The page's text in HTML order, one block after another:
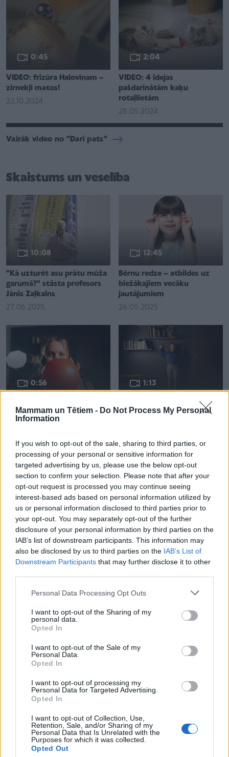
Mammam un Tētiem - Do Not Process My Personal
Information
If you wish to opt-out of the sale, sharing to third parties, or
processing of your personal or sensitive information for
targeted advertising by us, please use the below opt-out
section to confirm your selection. Please note that after your
opt-out request is processed you may continue seeing
interest-based ads based on personal information utilized by
us or personal information disclosed to third parties prior to
your opt-out. You may separately opt-out of the further
disclosure of your personal information by third parties on the
IAB’s list of downstream participants. This information may
also be disclosed by us to third parties on the IAB’s List of
Downstream Participants that may further disclose it to other
Personal Data Processing Opt Outs
I want to opt-out of the Sharing of my
personal data.
Opted In
I want to opt-out of the Sale of my
Personal Data.
Opted In
I want to opt-out of processing my
Personal Data for Targeted Advertising.
Opted In
I want to opt-out of Collection, Use,
Retention, Sale, and/or Sharing of my
Personal Data that Is Unrelated with the
Purposes for which it was collected.
Opted Out
0:45
VIDEO: frizūra Halovīnam –
zirnekļi matos!
22.10.2024
2:04
VIDEO: 4 idejas
pašdarinātām kaķu
rotaļlietām
28.05.2024
Vairāk video no "Dari pats"
Skaistums un veselība
10:08
"Kā uzturēt asu prātu mūža
garumā?" stāsta profesors
Jānis Zaļkalns
27.06.2025
12:45
Bērnu redze – atbildes uz
biežākajiem vecāku
jautājumiem
26.05.2025
0:56
vingrinājumi satraukuma
12.03.2025
1:13
Trīs ikdienas vingrojumi pie
sienas skolēna stājas
Vairāk video no "Skaistums un veselība"
Tēta un mammas lomas
32:25
Bērni mūs, visus vecākus,
kādreiz izvedīs no rāmjiem!
Noteikti! – saruna ar
kā būt labai mammai
24.05.2024
Fotoizstāde “Vecāki –
vienlīdzīgas iespējas”
1:51 0:53